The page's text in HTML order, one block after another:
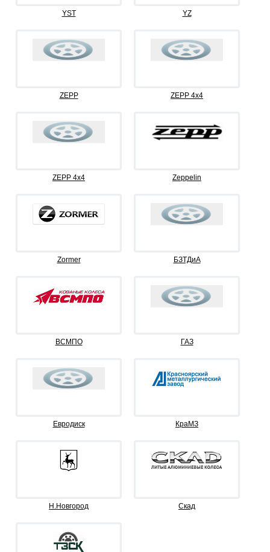
YST YZ
ZEPP ZEPP 4x4
ZEPP 4х4 Zeppelin
Zormer БЗТДиА
ВСМПО ГАЗ
Евродиск КраМЗ
Н.Новгород Скад